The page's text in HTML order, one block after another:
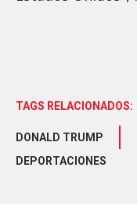
TAGS RELACIONADOS:
DONALD TRUMP
DEPORTACIONES